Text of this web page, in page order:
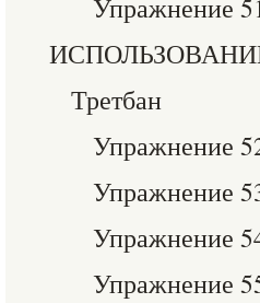
Упражнение
Третбан
Упражнение
Упражнение
Упражнение
Упражнение